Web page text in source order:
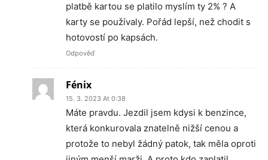
platbě kartou se platilo myslím ty 2% ? A
karty se používaly. Pořád lepší, než chodit s
hotovostí po kapsách.
Odpověď
Fénix
15. 3. 2023 At 0:38
Máte pravdu. Jezdil jsem kdysi k benzince,
která konkurovala znatelně nižší cenou a
protože to nebyl žádný patok, tak měla oproti